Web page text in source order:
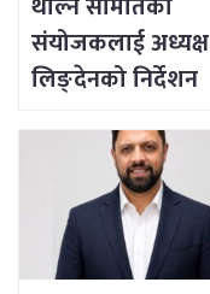
संयोजकलाई अध्यक्ष
लिङ्देनको निर्देशन